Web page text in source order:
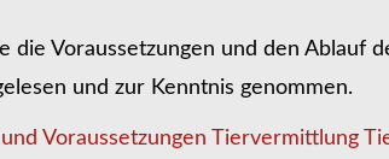
die Voraussetzungen und den Ablauf
und zur Kenntnis genommen.
Voraussetzungen Tiervermittlung